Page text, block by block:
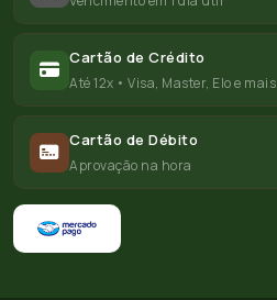
Cartão de Crédito
Até 12x • Visa, Master, Elo e mais
Cartão de Débito
Aprovação na hora